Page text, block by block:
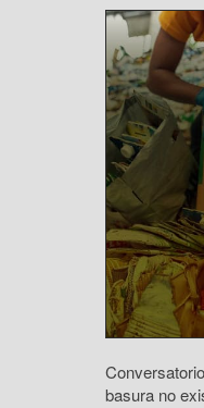
basura no